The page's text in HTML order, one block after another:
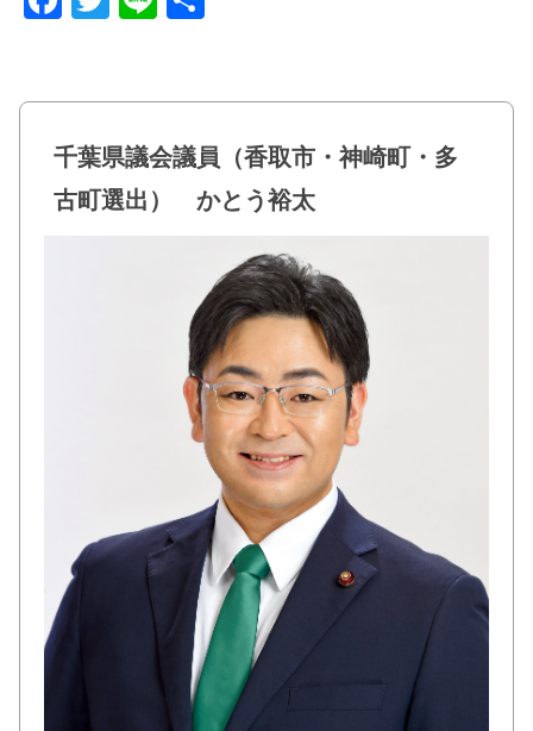
e
b
o
er
千葉県議会議員（香取市・神崎町・多
古町選出） かとう裕太